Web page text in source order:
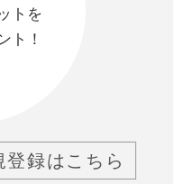
トを
ト！
登録はこちら